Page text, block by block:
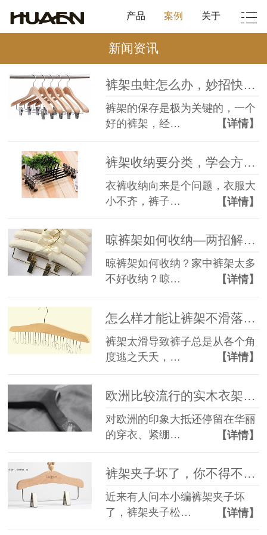
产品 案例 关于
新闻资讯
裤架虫蛀怎么办，妙招快点学起来【华恩】
裤架的保存是极为关键的，一个
好的裤架，经…
【详情】
裤架收纳要分类，学会方法不受累【华恩】
衣裤收纳向来是个问题，衣服大
小不齐，裤子…
【详情】
晾裤架如何收纳—两招解决，收纳的整齐又省空间【华恩】
晾裤架如何收纳？家中裤架太多
不好收纳？晾…
【详情】
怎么样才能让裤架不滑落，这几招你一定要学会！【华恩】
裤架太滑导致裤子总是从各个角
度逃之夭夭，…
【详情】
欧洲比较流行的实木衣架款式，你get到了吗？【华恩】
对欧洲的印象大抵还停留在华丽
的穿衣、紧绷…
【详情】
裤架夹子坏了，你不得不知道的知识【华恩】
近来有人问本小编裤架夹子坏
了，裤架夹子松…
【详情】